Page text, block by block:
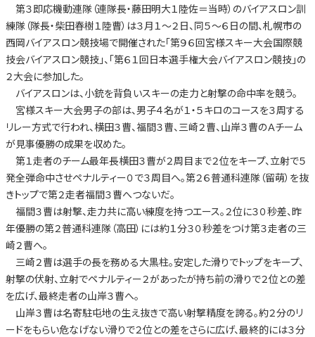
第３即応機動連隊（連隊長・藤田明大１陸佐＝当時）のバイアスロン訓
練隊（隊長・柴田春樹１陸曹）は３月１～２日、同５～６日の間、札幌市の
西岡バイアスロン競技場で開催された「第９６回宮様スキー大会国際競
技会バイアスロン競技」、「第６１回日本選手権大会バイアスロン競技」の
２大会に参加した。
バイアスロンは、小銃を背負いスキーの走力と射撃の命中率を競う。
宮様スキー大会男子の部は、男子４名が１・５キロのコースを３周する
リレー方式で行われ、横田３曹、福間３曹、三崎２曹、山岸３曹のＡチーム
が見事優勝の成果を収めた。
第１走者のチーム最年長横田３曹が２周目まで２位をキープ、立射で５
発全弾命中させペナルティー０で３周目へ。第２６普通科連隊（留萌）を抜
きトップで第２走者福間３曹へつないだ。
福間３曹は射撃、走力共に高い練度を持つエース。２位に３０秒差、昨
年優勝の第２普通科連隊（高田）には約１分３０秒差をつけ第３走者の三
崎２曹へ。
三崎２曹は選手の長を務める大黒柱。安定した滑りでトップをキープ、
射撃の伏射、立射でペナルティー２があったが持ち前の滑りで２位との差
を広げ、最終走者の山岸３曹へ。
山岸３曹は名寄駐屯地の生え抜きで高い射撃精度を誇る。約２分のリ
ードをもらい危なげない滑りで２位との差をさらに広げ、最終的には３分